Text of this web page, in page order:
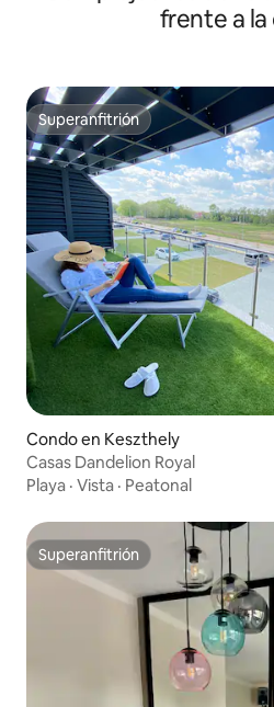
frente a la
Superanfitrión
Superanfitrión
Condo en Keszthely
Casas Dandelion Royal
Playa · Vista · Peatonal
Superanfitrión
Superanfitrión